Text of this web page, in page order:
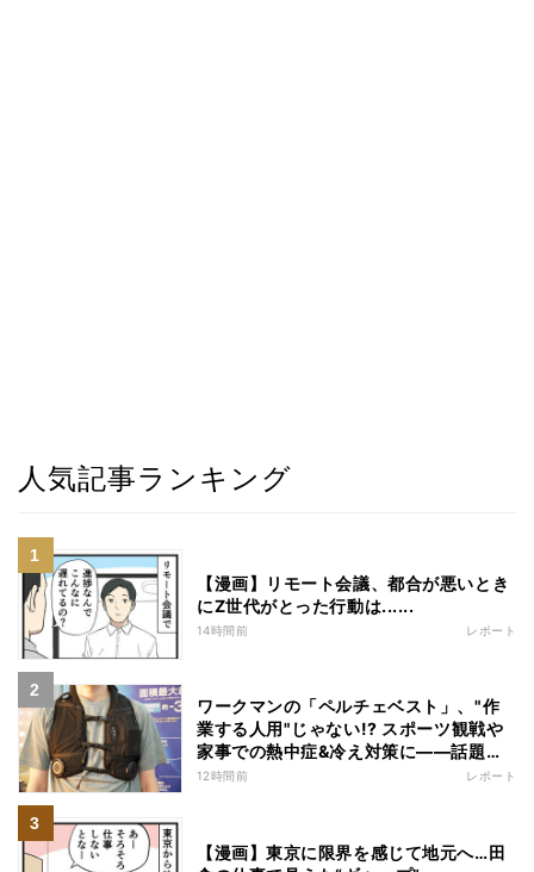
人気記事ランキング
【漫画】リモート会議、都合が悪いとき
にZ世代がとった行動は......
14時間前 レポート
ワークマンの「ペルチェベスト」、"作
業する人用"じゃない!? スポーツ観戦や
家事での熱中症&冷え対策に――話題の
商品を徹底検証
12時間前 レポート
【漫画】東京に限界を感じて地元へ…田